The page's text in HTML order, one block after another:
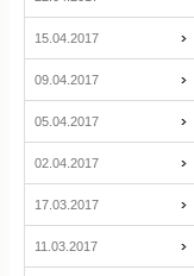
15.04.2017
09.04.2017
05.04.2017
02.04.2017
17.03.2017
11.03.2017